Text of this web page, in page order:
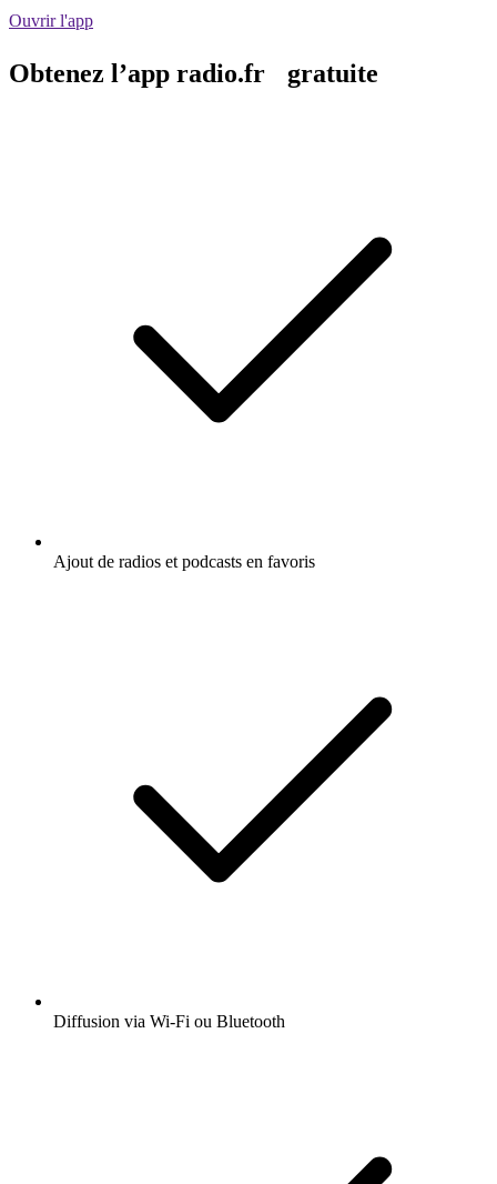
Ouvrir l'app
Obtenez l’app radio.fr gratuite
Ajout de radios et podcasts en favoris
Diffusion via Wi-Fi ou Bluetooth